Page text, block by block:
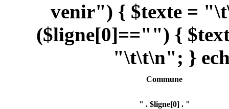
venir") { $texte =
($ligne[0]=="") {
"\t\t\n"; }
Commune
" . $ligne[0] . "